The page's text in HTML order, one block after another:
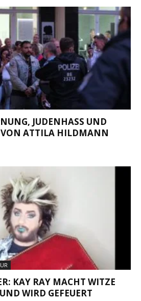
JUDENHASS UND
VON ATTILA HILDMANN
KAY RAY MACHT WITZE
WIRD GEFEUERT